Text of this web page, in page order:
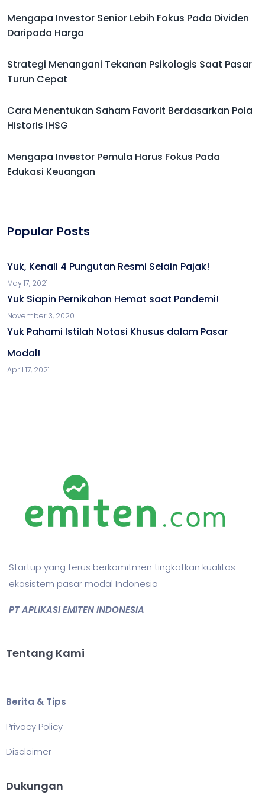
Mengapa Investor Senior Lebih Fokus Pada Dividen
Daripada Harga
Strategi Menangani Tekanan Psikologis Saat Pasar
Turun Cepat
Cara Menentukan Saham Favorit Berdasarkan Pola
Historis IHSG
Mengapa Investor Pemula Harus Fokus Pada
Edukasi Keuangan
Popular Posts
Yuk, Kenali 4 Pungutan Resmi Selain Pajak!
May 17, 2021
Yuk Siapin Pernikahan Hemat saat Pandemi!
November 3, 2020
Yuk Pahami Istilah Notasi Khusus dalam Pasar
Modal!
April 17, 2021
Startup yang terus berkomitmen tingkatkan kualitas
ekosistem pasar modal Indonesia
PT APLIKASI EMITEN INDONESIA
Tentang Kami
Berita & Tips
Privacy Policy
Disclaimer
Dukungan